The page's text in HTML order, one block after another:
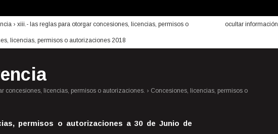
› xiii.- las reglas para otorgar concesiones, licencias, permisos o
licencias, permisos o autorizaciones 2018
ocultar información
concesiones, licencias, permisos o autorizaciones. › Concesiones, licencias, permisos o
permisos o autorizaciones a 30 de Junio de